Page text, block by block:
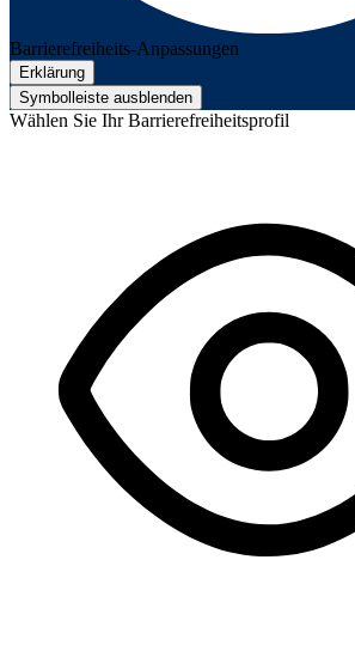
Barrierefreiheits-Anpassungen
Erklärung
Symbolleiste ausblenden
Wählen Sie Ihr Barrierefreiheitsprofil